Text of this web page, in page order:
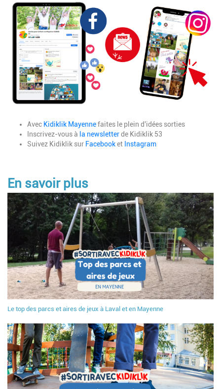
Image
Description
Avec Kidiklik Mayennefaites le plein d'idées sorties
Inscrivez-vous à la newsletterde Kidiklik 53
Suivez Kidiklik sur Facebooket Instagram
En savoir plus
Le top des parcs et aires de jeux à Laval et en Mayenne